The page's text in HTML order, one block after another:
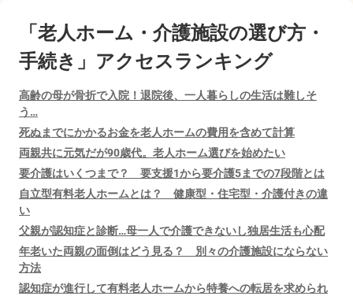
「老人ホーム・介護施設の選び方・
手続き」アクセスランキング
高齢の母が骨折で入院！退院後、一人暮らしの生活は難しそ
う…
死ぬまでにかかるお金を老人ホームの費用を含めて計算
両親共に元気だが90歳代。老人ホーム選びを始めたい
要介護はいくつまで？ 要支援1から要介護5までの7段階とは
自立型有料老人ホームとは？ 健康型・住宅型・介護付きの違
い
父親が認知症と診断…母一人で介護できないし独居生活も心配
年老いた両親の面倒はどう見る？ 別々の介護施設にならない
方法
認知症が進行して有料老人ホームから特養への転居を求められ